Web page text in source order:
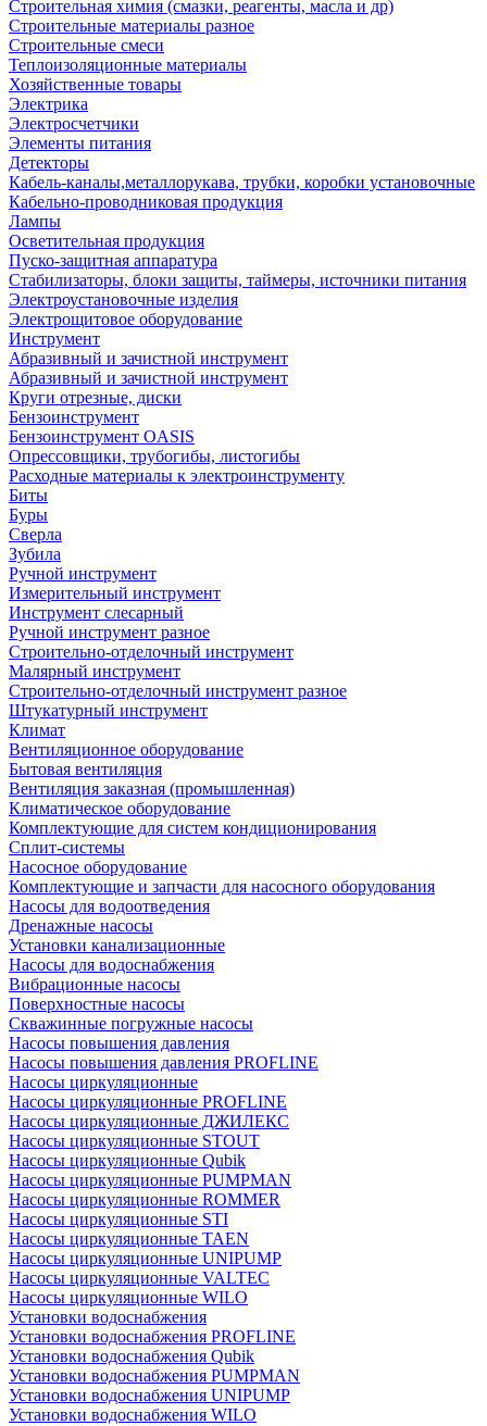
Строительная химия (смазки, реагенты, масла и др)
Строительные материалы разное
Строительные смеси
Теплоизоляционные материалы
Хозяйственные товары
Электрика
Электросчетчики
Элементы питания
Детекторы
Кабель-каналы,металлорукава, трубки, коробки установочные
Кабельно-проводниковая продукция
Лампы
Осветительная продукция
Пуско-защитная аппаратура
Стабилизаторы, блоки защиты, таймеры, источники питания
Электроустановочные изделия
Электрощитовое оборудование
Инструмент
Абразивный и зачистной инструмент
Абразивный и зачистной инструмент
Круги отрезные, диски
Бензоинструмент
Бензоинструмент OASIS
Опрессовщики, трубогибы, листогибы
Расходные материалы к электроинструменту
Биты
Буры
Сверла
Зубила
Ручной инструмент
Измерительный инструмент
Инструмент слесарный
Ручной инструмент разное
Строительно-отделочный инструмент
Малярный инструмент
Строительно-отделочный инструмент разное
Штукатурный инструмент
Климат
Вентиляционное оборудование
Бытовая вентиляция
Вентиляция заказная (промышленная)
Климатическое оборудование
Комплектующие для систем кондиционирования
Сплит-системы
Насосное оборудование
Комплектующие и запчасти для насосного оборудования
Насосы для водоотведения
Дренажные насосы
Установки канализационные
Насосы для водоснабжения
Вибрационные насосы
Поверхностные насосы
Скважинные погружные насосы
Насосы повышения давления
Насосы повышения давления PROFLINE
Насосы циркуляционные
Насосы циркуляционные PROFLINE
Насосы циркуляционные ДЖИЛЕКС
Насосы циркуляционные STOUT
Насосы циркуляционные Qubik
Насосы циркуляционные PUMPMAN
Насосы циркуляционные ROMMER
Насосы циркуляционные STI
Насосы циркуляционные TAEN
Насосы циркуляционные UNIPUMP
Насосы циркуляционные VALTEC
Насосы циркуляционные WILO
Установки водоснабжения
Установки водоснабжения PROFLINE
Установки водоснабжения Qubik
Установки водоснабжения PUMPMAN
Установки водоснабжения UNIPUMP
Установки водоснабжения WILO